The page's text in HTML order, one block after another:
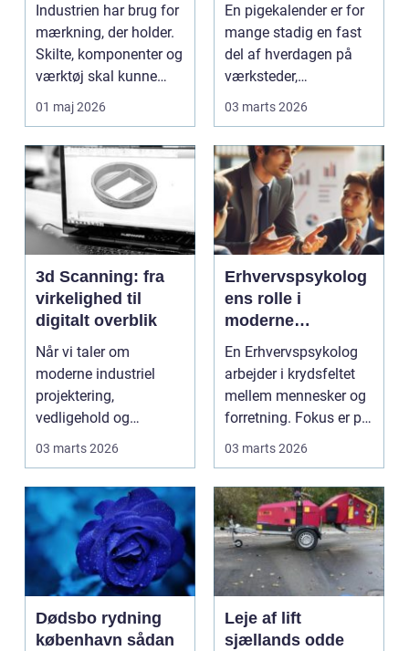
Industrien har brug for
mærkning, der holder.
Skilte, komponenter og
værktøj skal kunne
aflæses tyde...
01 maj 2026
En pigekalender er for
mange stadig en fast
del af hverdagen på
værksteder,
lagerkontorer og andre
03 marts 2026
3d Scanning: fra
virkelighed til
digitalt overblik
Når vi taler om
moderne industriel
projektering,
vedligehold og
ombygning, spiller 3D
03 marts 2026
Erhvervspsykolog
ens rolle i
moderne
arbejdsliv
En Erhvervspsykolog
arbejder i krydsfeltet
mellem mennesker og
forretning. Fokus er på,
hvordan føle...
03 marts 2026
Dødsbo rydning
københavn sådan
Leje af lift
sjællands odde